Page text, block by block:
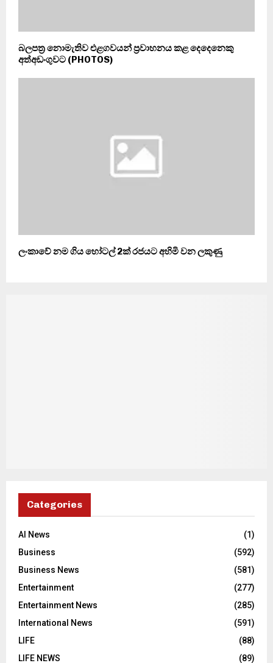
බලපත්‍ර නොමැතිව එළගවයන් ප්‍රවාහනය කළ දෙදෙනෙකු
අත්අඩංගුවට (PHOTOS)
ලංකාවේ නම ගිය හෝටල් 2ක් රජයට අහිමි වන ලකුණු
Categories
AI News
(1)
Business
(592)
Business News
(581)
Entertainment
(277)
Entertainment News
(285)
International News
(591)
LIFE
(88)
LIFE NEWS
(89)